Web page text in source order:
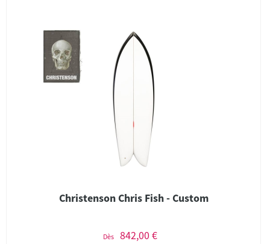
Christenson Chris Fish - Custom
Dès 842,00 €